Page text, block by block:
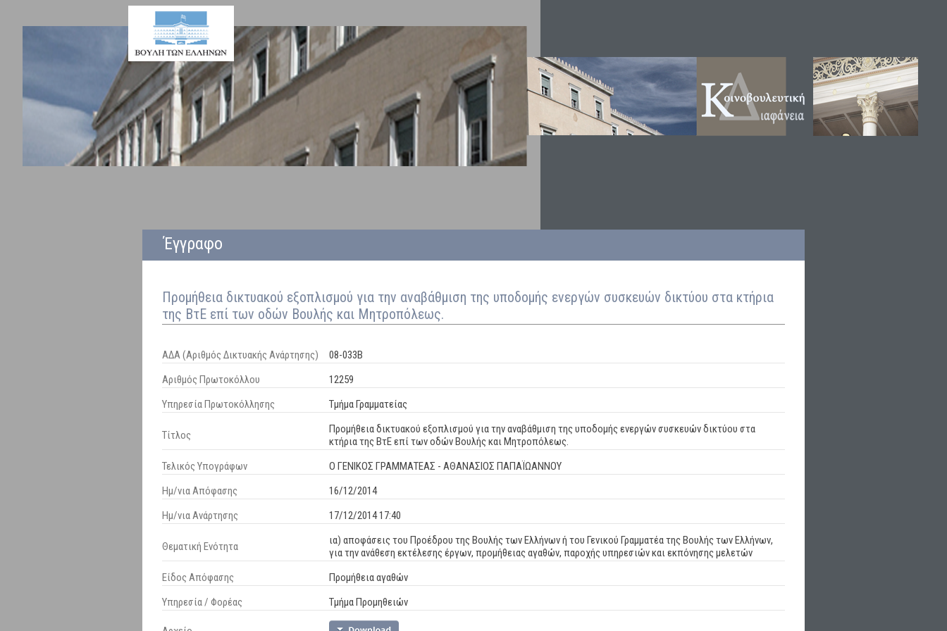
Έγγραφο
Προμήθεια δικτυακού εξοπλισμού για την αναβάθμιση της υποδομής ενεργών συσκευών δικτύου στα κτήρια
της ΒτΕ επί των οδών Βουλής και Μητροπόλεως.
ΑΔΑ (Αριθμός Δικτυακής Ανάρτησης)
08-033Β
Αριθμός Πρωτοκόλλου
12259
Υπηρεσία Πρωτοκόλλησης
Τμήμα Γραμματείας
Τίτλος
Προμήθεια δικτυακού εξοπλισμού για την αναβάθμιση της υποδομής ενεργών συσκευών δικτύου στα
κτήρια της ΒτΕ επί των οδών Βουλής και Μητροπόλεως.
Τελικός Υπογράφων
Ο ΓΕΝΙΚΟΣ ΓΡΑΜΜΑΤΕΑΣ - ΑΘΑΝΑΣΙΟΣ ΠΑΠΑΪΩΑΝΝΟΥ
Ημ/νια Απόφασης
16/12/2014
Ημ/νια Ανάρτησης
17/12/2014 17:40
Θεματική Ενότητα
ια) αποφάσεις του Προέδρου της Βουλής των Ελλήνων ή του Γενικού Γραμματέα της Βουλής των Ελλήνων,
για την ανάθεση εκτέλεσης έργων, προμήθειας αγαθών, παροχής υπηρεσιών και εκπόνησης μελετών
Είδος Απόφασης
Προμήθεια αγαθών
Υπηρεσία / Φορέας
Τμήμα Προμηθειών